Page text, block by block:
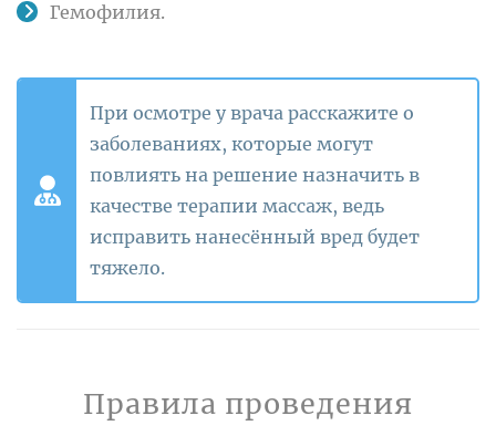
Гемофилия.
При осмотре у врача расскажите о
заболеваниях, которые могут
повлиять на решение назначить в
качестве терапии массаж, ведь
исправить нанесённый вред будет
тяжело.
Правила проведения